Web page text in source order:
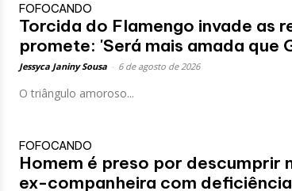
FOFOCANDO
Torcida do Flamengo invade as
promete: 'Será mais amada que
Jessyca Janiny Sousa 6 de agosto de 2026
O triângulo amoroso...
FOFOCANDO
Homem é preso por descumprir
ex-companheira com